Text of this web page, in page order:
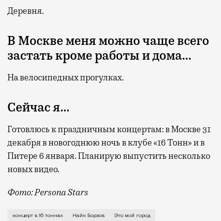
Деревня.
В Москве меня можно чаще всего
застать кроме работы и дома…
На велосипедных прогулках.
Сейчас я…
Готовлюсь к праздничным концертам: в Москве 31
декабря в новогоднюю ночь в клубе «16 Тонн» и в
Питере 6 января. Планирую выпустить несколько
новых видео.
Фото: Persona Stars
О нехватке душевности в Москве и подготовке к
концерт в 16 тоннах Найк Борзов Это мой город